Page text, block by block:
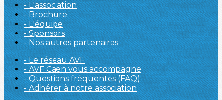
- L'association
- Brochure
- L'équipe
- Sponsors
- Nos autres partenaires
- Le réseau AVF
- AVF Caen vous accompagne
- Questions fréquentes (FAQ)
- Adhérer à notre association